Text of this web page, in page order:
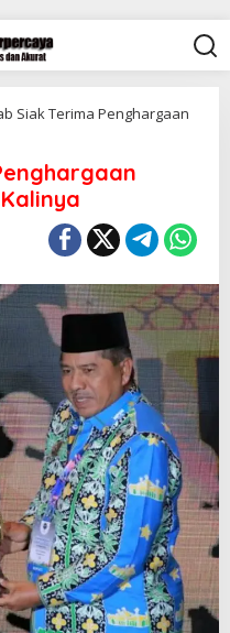
Siak Terima Penghargaan